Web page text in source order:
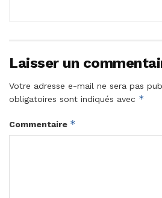
Laisser un
Votre adresse e-mail ne sera pas
obligatoires sont indiqués avec *
Commentaire *